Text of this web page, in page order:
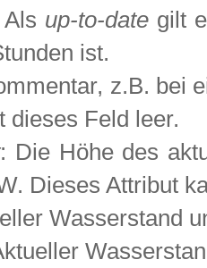
up-to-date gilt
ist.
z.B. bei
dieses Feld leer.
: Die Höhe des
Dieses Attribut
Wasserstand